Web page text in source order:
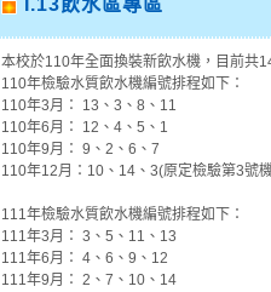
本校於110年全面換裝新飲水機，目前共
110年檢驗水質飲水機編號排程如下：
110年3月： 13、3、8、11
110年6月： 12、4、5、1
110年9月： 9、2、6、7
110年12月：10、14、3(原定檢驗第3號
111年檢驗水質飲水機編號排程如下：
111年3月： 3、5、11、13
111年6月： 4、6、9、12
111年9月： 2、7、10、14